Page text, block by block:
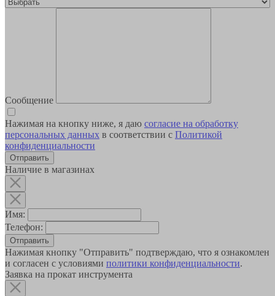
Сообщение
Нажимая на кнопку ниже, я даю согласие на обработку
персональных данных в соответствии с Политикой
конфиденциальности
Наличие в магазинах
Имя:
Телефон:
Отправить
Нажимая кнопку "Отправить" подтверждаю, что я ознакомлен
и согласен с условиями политики конфиденциальности.
Заявка на прокат инструмента